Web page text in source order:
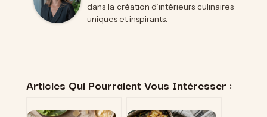
dans la création d’intérieurs culinaires
uniques et inspirants.
Articles Qui Pourraient Vous Intéresser :